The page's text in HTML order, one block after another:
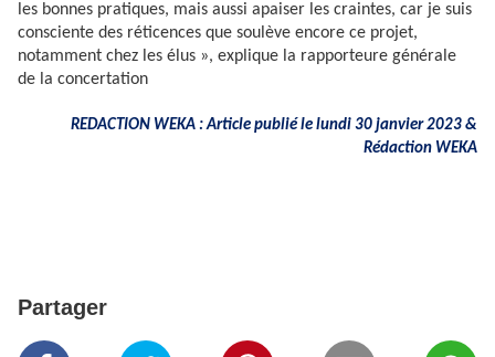
les bonnes pratiques, mais aussi apaiser les craintes, car je suis
consciente des réticences que soulève encore ce projet,
notamment chez les élus », explique la rapporteure générale
de la concertation
REDACTION WEKA : Article publié le lundi 30 janvier 2023 &
Rédaction WEKA
Partager